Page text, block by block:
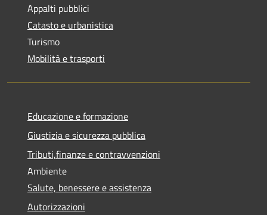
Appalti pubblici
Catasto e urbanistica
Turismo
Mobilità e trasporti
Educazione e formazione
Giustizia e sicurezza pubblica
Tributi,finanze e contravvenzioni
Ambiente
Salute, benessere e assistenza
Autorizzazioni